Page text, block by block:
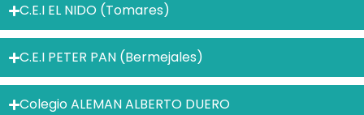
C.E.I EL NIDO (Tomares)
C.E.I PETER PAN (Bermejales)
Colegio ALEMAN ALBERTO DUERO